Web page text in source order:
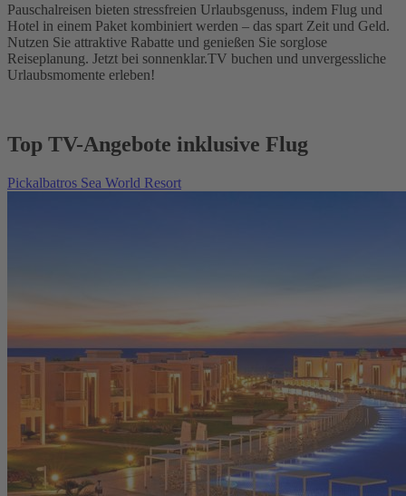
Pauschalreisen bieten stressfreien Urlaubsgenuss, indem Flug und
Hotel in einem Paket kombiniert werden – das spart Zeit und Geld.
Nutzen Sie attraktive Rabatte und genießen Sie sorglose
Reiseplanung. Jetzt bei sonnenklar.TV buchen und unvergessliche
Urlaubsmomente erleben!
Top TV-Angebote inklusive Flug
Pickalbatros Sea World Resort